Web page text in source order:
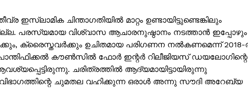
ചിന്താഗതിയില്‍ മാറ്റം ഉണ്ടായിട്ടുണ്ടെങ്കിലും
പരസ്യമായ വിശ്വാസ ആചാരനുഷ്ഠാനം നടത്താന്‍ ഇപ്പോഴും
ക്രൈസ്തവർക്കും ഉചിതമായ പരിഗണന നൽകണമെന്ന്
കൗൺസിൽ ഫോർ ഇന്റർ റിലീജിയസ് ഡയലോഗിന്റെ
ചരിത്രത്തില്‍ ആദ്യമായിട്ടായിരുന്നു
വിഭാഗത്തിന്റെ ചുമതല വഹിക്കുന്ന ഒരാൾ അന്നു സൗദി അറേബ്യ